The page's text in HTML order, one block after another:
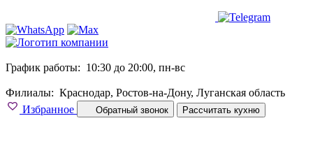
График работы: 10:30 до 20:00, пн-вс
Филиалы: Краснодар, Ростов-на-Дону, Луганская область
Избранное
Обратный звонок Рассчитать кухню